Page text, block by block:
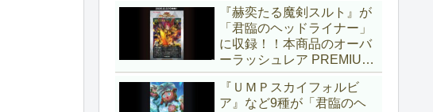
デュエル】
マ化！！3種のユニオンが
存在し、天使族では汎用的
なサポーターとなります
ね！！【遊戯王ラッシュデ
ュエル】
『赫奕たる魔剣スルト』が
「君臨のヘッドライナー」
に収録！！本商品のオーバ
ーラッシュレア PREMIUM
BLACK Ver.枠！！初の下級
モンスターで、「ヘルシ
ィ」と相性抜群なバウンス
『ＵＭＰスカイフォルビ
ア』など9種が「君臨のヘ